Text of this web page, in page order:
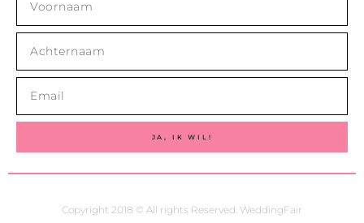
JA, IK WIL!
Copyright 2018 © All rights Reserved. WeddingFair